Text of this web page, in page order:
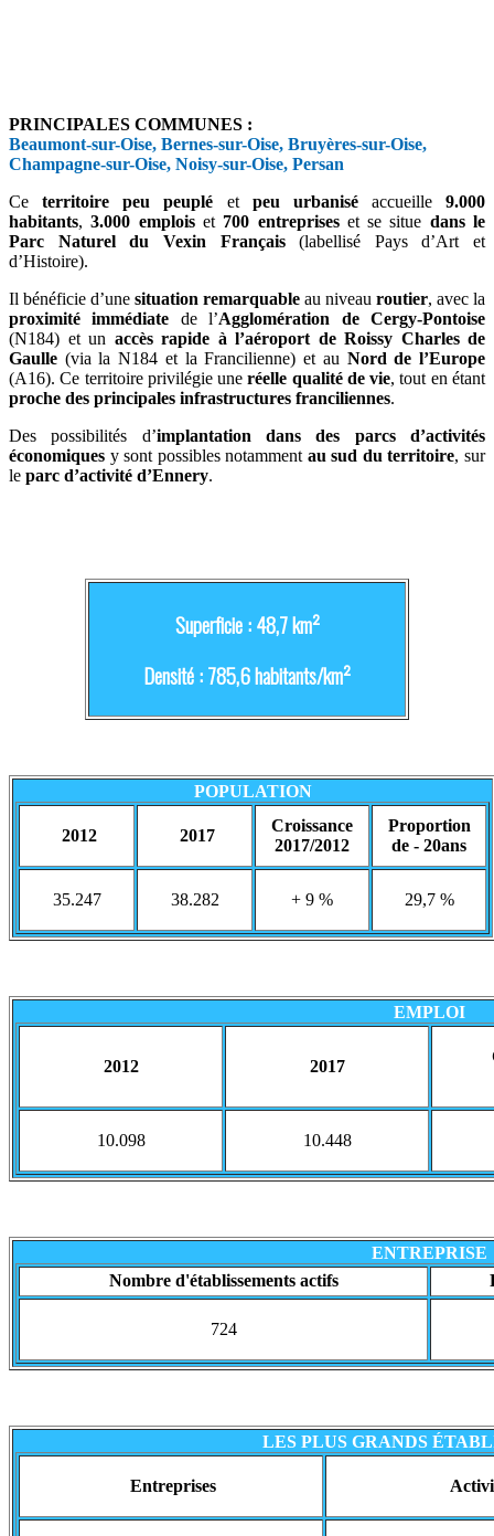
PRINCIPALES COMMUNES :
Beaumont-sur-Oise, Bernes-sur-Oise, Bruyères-sur-Oise,
Champagne-sur-Oise, Noisy-sur-Oise, Persan
Ceterritoire peu peuplé et peu urbaniséaccueille 9.000
habitants,3.000 emploiset 700 entrepriseset se situe dans le
Parc Naturel du Vexin Français(labellisé Pays d’Art et
d’Histoire).
Il bénéficie d’une situation remarquable au niveau routier, avec la
proximité immédiate de l’Agglomération de Cergy-Pontoise
(N184) et un accès rapide à l’aéroport de Roissy Charles de
Gaulle (via la N184 et la Francilienne) et au Nord de l’Europe
(A16). Ce territoire privilégie uneréelle qualité de vie, tout en étant
proche des principales infrastructures franciliennes.
Des possibilités d’implantation dans des parcs d’activités
économiques y sont possibles notamment au sud du territoire, sur
le parc d’activité d’Ennery.
Superficie : 48,7 km²
Densité : 785,6 habitants/km²
POPULATION
2012 2017
Croissance
2017/2012
Proportion
de - 20ans
35.247 38.282 + 9 % 29,7 %
EMPLOI
2012 2017
10.098 10.448
ENTREPRISE
Nombre d'établissements actifs
724
LES PLUS GRANDS
Entreprises